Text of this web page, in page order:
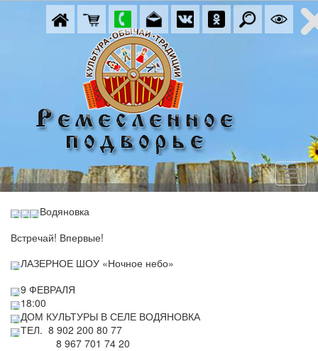
Водяновка
Встречай! Впервые!
ЛАЗЕРНОЕ ШОУ «Ночное небо»
9 ФЕВРАЛЯ
18:00
ДОМ КУЛЬТУРЫ В СЕЛЕ ВОДЯНОВКА
ТЕЛ.  8 902 200 80 77
8 967 701 74 20